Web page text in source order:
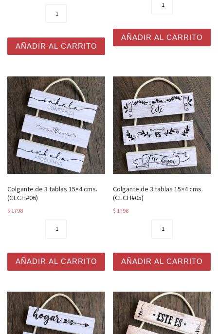
Porta llaves con diseños coloridos y frases 10x15 cms.
AÑADIR AL CARRITO
AÑADIR AL CARRITO
Colgante de 3 tablas 15×4 cms.
(CLCH#06)
$ 1798
AÑADIR AL CARRITO
Colgante de 3 tablas 15×4 cms.
(CLCH#05)
$ 1798
AÑADIR AL CARRITO